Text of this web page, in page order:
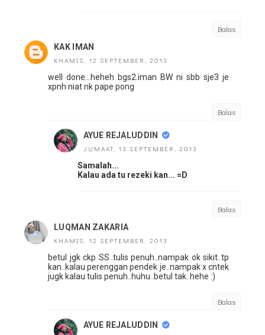
Balas
KAK IMAN
KHAMIS, 12 SEPTEMBER, 2013
well done...heheh bgs2.iman BW ni sbb sje3 je
xpnh niat nk pape pong
Balas
AYUE REJALUDDIN
JUMAAT, 13 SEPTEMBER, 2013
Samalah...
Kalau ada tu rezeki kan... =D
Balas
LUQMAN ZAKARIA
KHAMIS, 12 SEPTEMBER, 2013
betul jgk ckp SS..tulis penuh..nampak ok sikit..tp
kan..kalau perenggan pendek je..nampak x cntek
jugk kalau tulis penuh..huhu..betul tak..hehe :)
Balas
AYUE REJALUDDIN